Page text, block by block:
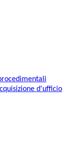
d'ufficio